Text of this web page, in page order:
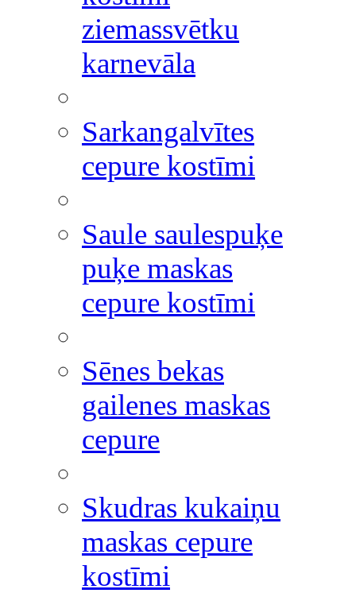
ziemassvētku
karnevāla
Sarkangalvītes
cepure kostīmi
Saule saulespuķe
puķe maskas
cepure kostīmi
Sēnes bekas
gailenes maskas
cepure
Skudras kukaiņu
maskas cepure
kostīmi